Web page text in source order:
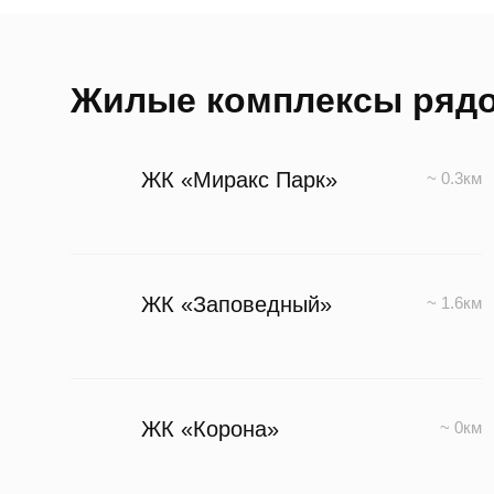
Жилые комплексы
ЖК «Миракс Парк» ~ 0.3км
ЖК «Заповедный» ~ 1.6км
ЖК «Корона» ~ 0км